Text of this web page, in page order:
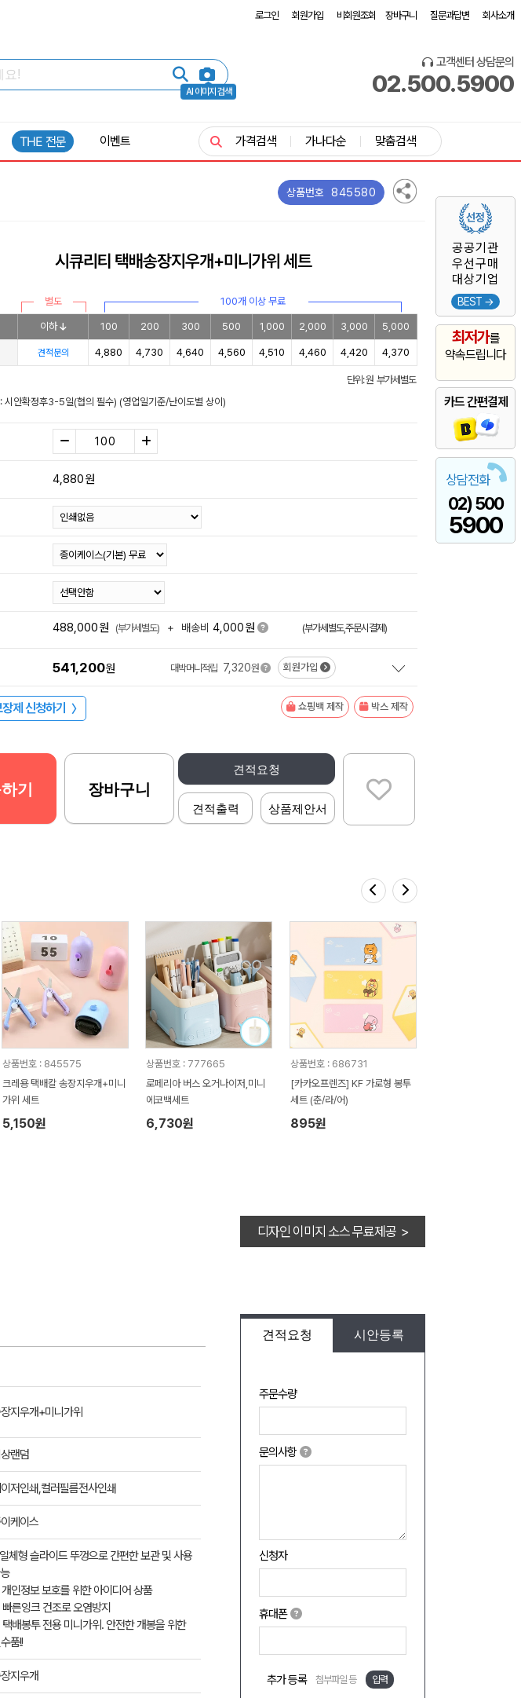
로그인 회원가입 비회원조회 장바구니 질문과답변 회사소개
AI 이미지 검색
고객센터 상담문의
02.500.5900
공공기관
우선구매
대상기업
BEST →
최저가를
약속드립니다
카드 간편결제
상담전화
02) 500
5900
THE 전문 이벤트 가격검색 가나다순 맞춤검색
상품번호 845580
시큐리티 택배송장지우개+미니가위 세트
별도 100개 이상 무료
이하 100 200 300 500 1,000 2,000 3,000 5,000
견적문의 4,880 4,730 4,640 4,560 4,510 4,460 4,420 4,370
단위: 원 부가세별도
시안확정후3-5일(협의 필수) (영업일기준/난이도별 상이)
4,880원
488,000원 (부가세별도) + 배송비 4,000원 (부가세별도,주문시결제)
541,200원 대박머니적립 7,320원 회원가입
제 신청하기 〉 쇼핑백 제작 박스 제작
견적요청
견적출력 상품제안서
기 장바구니
상품번호 : 845575
크레용 택배칼 송장지우개+미니
가위 세트
5,150원
상품번호 : 777665
로페리아 버스 오거나이저,미니
에코백세트
6,730원
상품번호 : 686731
[카카오프렌즈] KF 가로형 봉투
세트 (춘/라/어)
895원
디자인 이미지 소스 무료제공 >
견적요청 시안등록
주문수량
문의사항
신청자
휴대폰
추가 등록 첨부파일 등 입력
지우개+미니가위
랜덤
저인쇄,컬러필름전사인쇄
케이스
체형 슬라이드 뚜껑으로 간편한 보관 및 사용
인정보 보호를 위한 아이디어 상품
빠른잉크 건조로 오염방지
배봉투 전용 미니가위. 안전한 개봉을 위한
품!!
지우개